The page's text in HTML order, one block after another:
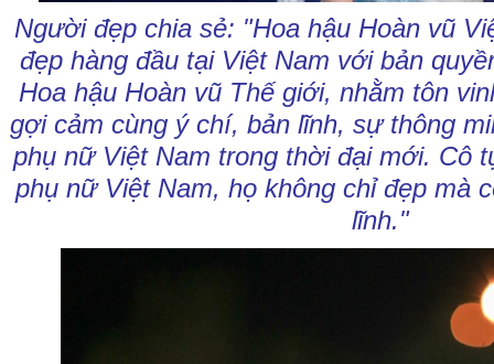
Người đẹp chia sẻ: "Hoa hậu Hoàn vũ
đẹp hàng đầu tại Việt Nam với bản
Hoa hậu Hoàn vũ Thế giới, nhằm tôn
gợi cảm cùng ý chí, bản lĩnh, sự thông
phụ nữ Việt Nam trong thời đại mới. Cô
phụ nữ Việt Nam, họ không chỉ đẹp mà
lĩnh."